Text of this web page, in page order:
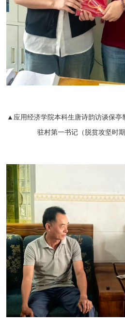
▲应用经济学院本科生唐诗韵访谈保亭
驻村第一书记（脱贫攻坚时